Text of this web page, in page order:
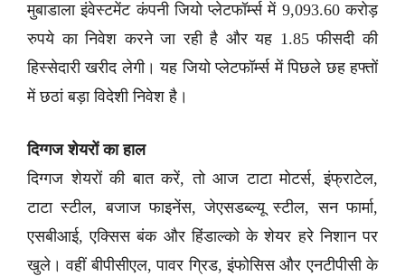
मुबाडाला इंवेस्टमेंट कंपनी जियो प्लेटफॉर्म्स में 9,093.60 करोड़
रुपये का निवेश करने जा रही है और यह 1.85 फीसदी की
हिस्सेदारी खरीद लेगी। यह जियो प्लेटफॉर्म्स में पिछले छह हफ्तों
में छठां बड़ा विदेशी निवेश है।
दिग्गज शेयरों का हाल
दिग्गज शेयरों की बात करें, तो आज टाटा मोटर्स, इंफ्राटेल,
टाटा स्टील, बजाज फाइनेंस, जेएसडब्ल्यू स्टील, सन फार्मा,
एसबीआई, एक्सिस बंक और हिंडाल्को के शेयर हरे निशान पर
खुले। वहीं बीपीसीएल, पावर ग्रिड, इंफोसिस और एनटीपीसी के